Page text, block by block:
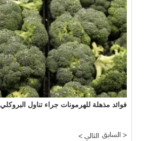
فوائد مذهلة للهرمونات جراء تناول البروكلي
< التالي السابق >